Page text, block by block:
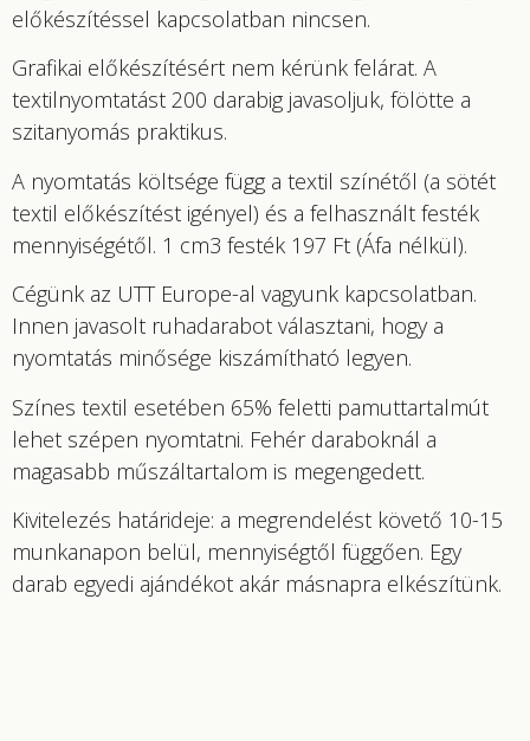
előkészítéssel kapcsolatban nincsen.
Grafikai előkészítésért nem kérünk felárat. A
textilnyomtatást 200 darabig javasoljuk, fölötte a
szitanyomás praktikus.
A nyomtatás költsége függ a textil színétől (a sötét
textil előkészítést igényel) és a felhasznált festék
mennyiségétől. 1 cm3 festék 197 Ft (Áfa nélkül).
Cégünk az UTT Europe-al vagyunk kapcsolatban.
Innen javasolt ruhadarabot választani, hogy a
nyomtatás minősége kiszámítható legyen.
Színes textil esetében 65% feletti pamuttartalmút
lehet szépen nyomtatni. Fehér daraboknál a
magasabb műszáltartalom is megengedett.
Kivitelezés határideje: a megrendelést követő 10-15
munkanapon belül, mennyiségtől függően. Egy
darab egyedi ajándékot akár másnapra elkészítünk.